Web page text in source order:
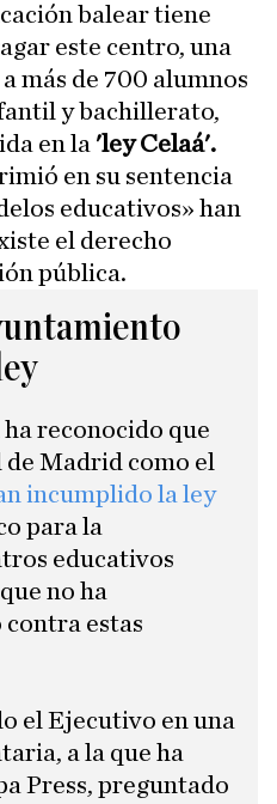
balear tiene
este centro, una
más de 700 alumnos
y bachillerato,
en la 'ley Celaá'.
en su sentencia
educativos» han
el derecho
pública.
reconocido que
Madrid como el
incumplido la ley
para la
educativos
no ha
estas
el Ejecutivo en una
a la que ha
Press, preguntado